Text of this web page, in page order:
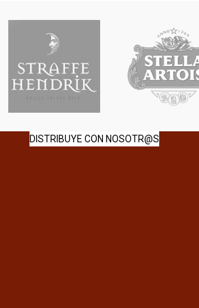
DISTRIBUYE CON NOSOTR@S